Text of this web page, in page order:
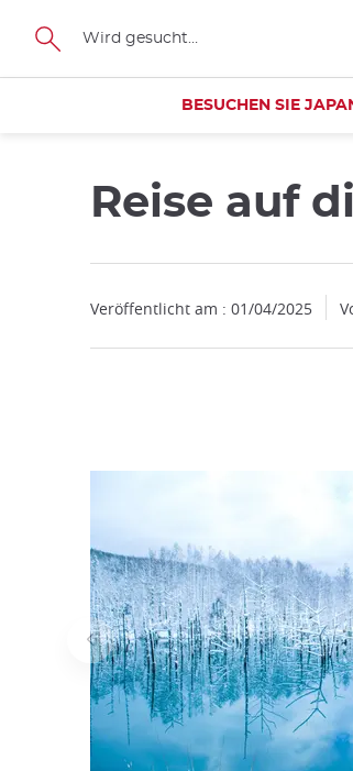
Größe
BESUCHEN SIE
Reise auf
Veröffentlicht am : 01/04/2025